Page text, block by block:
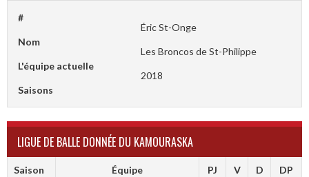
#
Nom
Éric St-Onge
L'équipe actuelle
Les Broncos de St-Philippe
Saisons
2018
LIGUE DE BALLE DONNÉE DU KAMOURASKA
Saison Équipe PJ V D DP